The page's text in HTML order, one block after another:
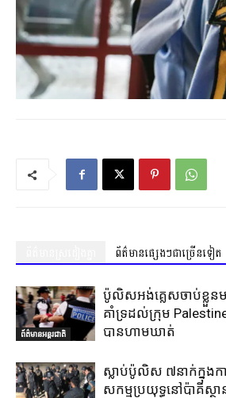
ព័ត៌មានផ្សេងៗជាច្រើនទៀត
ព័ត៌មានអន្តរជាតិ
ប៉ូលិសអង់គ្លេសចាប់ខ្លួន
គាំទ្រដល់ក្រុម
បានហាមឃាត់
ស្លាប់ប៉ូលិស ៧នាក់ក្នុងក
សកម្មប្រយុទ្ធនៅប៉ាគីស្ថា